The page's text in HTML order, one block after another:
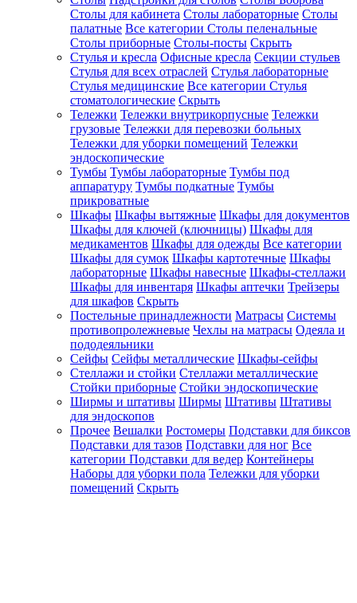
Столы для кабинета Столы лабораторные Столы
палатные Все категории Столы пеленальные
Столы приборные Столы-посты Скрыть
Стулья и кресла Офисные кресла Секции стульев
Стулья для всех отраслей Стулья лабораторные
Стулья медицинские Все категории Стулья
стоматологические Скрыть
Тележки Тележки внутрикорпусные Тележки
грузовые Тележки для перевозки больных
Тележки для уборки помещений Тележки
эндоскопические
Тумбы Тумбы лабораторные Тумбы под
аппаратуру Тумбы подкатные Тумбы
прикроватные
Шкафы Шкафы вытяжные Шкафы для документов
Шкафы для ключей (ключницы) Шкафы для
медикаментов Шкафы для одежды Все категории
Шкафы для сумок Шкафы картотечные Шкафы
лабораторные Шкафы навесные Шкафы-стеллажи
Шкафы для инвентаря Шкафы аптечки Трейзеры
для шкафов Скрыть
Постельные принадлежности Матрасы Системы
противопролежневые Чехлы на матрасы Одеяла и
пододеяльники
Сейфы Сейфы металлические Шкафы-сейфы
Стеллажи и стойки Стеллажи металлические
Стойки приборные Стойки эндоскопические
Ширмы и штативы Ширмы Штативы Штативы
для эндоскопов
Прочее Вешалки Ростомеры Подставки для биксов
Подставки для тазов Подставки для ног Все
категории Подставки для ведер Контейнеры
Наборы для уборки пола Тележки для уборки
помещений Скрыть